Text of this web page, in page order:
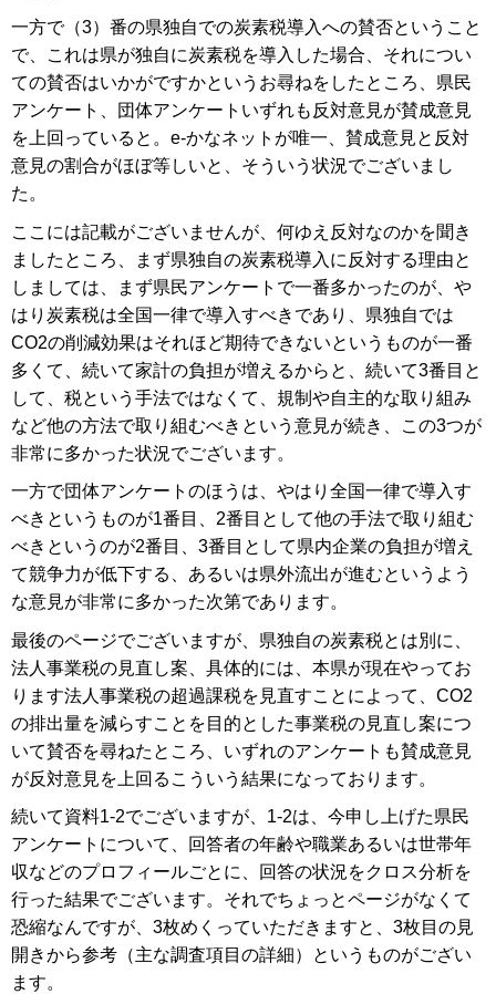
一方で（3）番の県独自での炭素税導入への賛否ということ
で、これは県が独自に炭素税を導入した場合、それについ
ての賛否はいかがですかというお尋ねをしたところ、県民
アンケート、団体アンケートいずれも反対意見が賛成意見
を上回っていると。e-かなネットが唯一、賛成意見と反対
意見の割合がほぼ等しいと、そういう状況でございまし
た。
ここには記載がございませんが、何ゆえ反対なのかを聞き
ましたところ、まず県独自の炭素税導入に反対する理由と
しましては、まず県民アンケートで一番多かったのが、や
はり炭素税は全国一律で導入すべきであり、県独自では
CO2の削減効果はそれほど期待できないというものが一番
多くて、続いて家計の負担が増えるからと、続いて3番目と
して、税という手法ではなくて、規制や自主的な取り組み
など他の方法で取り組むべきという意見が続き、この3つが
非常に多かった状況でございます。
一方で団体アンケートのほうは、やはり全国一律で導入す
べきというものが1番目、2番目として他の手法で取り組む
べきというのが2番目、3番目として県内企業の負担が増え
て競争力が低下する、あるいは県外流出が進むというよう
な意見が非常に多かった次第であります。
最後のページでございますが、県独自の炭素税とは別に、
法人事業税の見直し案、具体的には、本県が現在やってお
ります法人事業税の超過課税を見直すことによって、CO2
の排出量を減らすことを目的とした事業税の見直し案につ
いて賛否を尋ねたところ、いずれのアンケートも賛成意見
が反対意見を上回るこういう結果になっております。
続いて資料1-2でございますが、1-2は、今申し上げた県民
アンケートについて、回答者の年齢や職業あるいは世帯年
収などのプロフィールごとに、回答の状況をクロス分析を
行った結果でございます。それでちょっとページがなくて
恐縮なんですが、3枚めくっていただきますと、3枚目の見
開きから参考（主な調査項目の詳細）というものがござい
ます。